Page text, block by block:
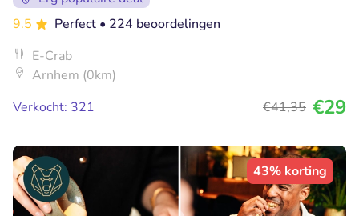
9.5
Perfect • 224 beoordelingen
E-Crab
Arnhem (0km)
Verkocht: 321
€41,35 €29
43% korting